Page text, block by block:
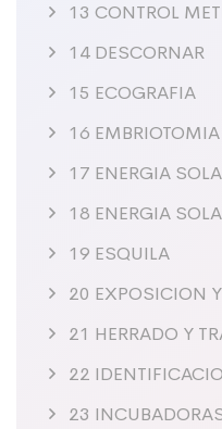
13 CONTROL
14 DESCORNAR
15 ECOGRAFIA
16
17 ENERGIA
18 ENERGIA
19 ESQUILA
20 EXPOSICION
21 HERRADO Y
22
23